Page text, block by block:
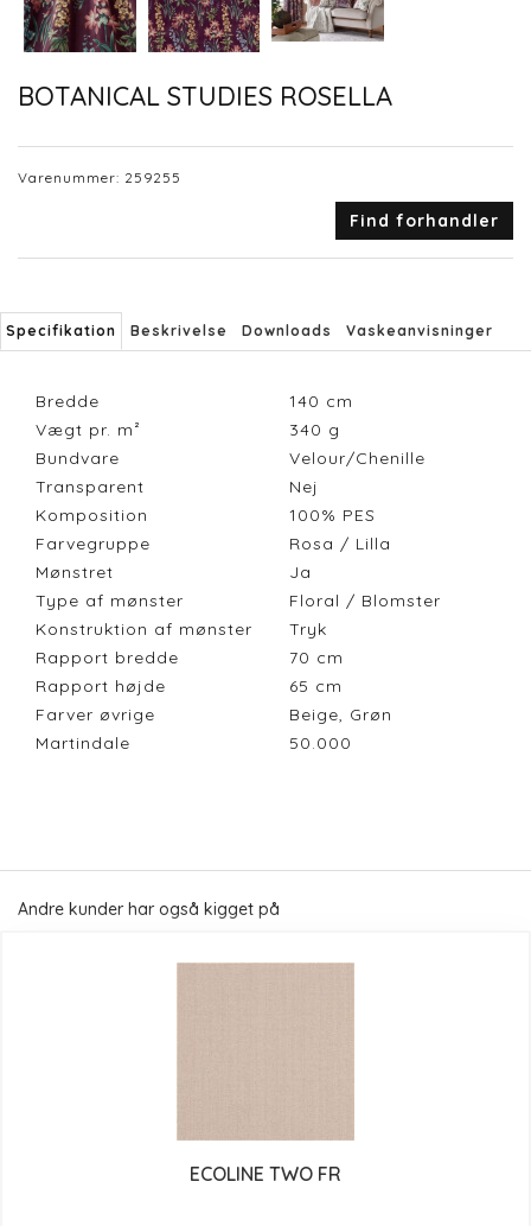
BOTANICAL STUDIES ROSELLA
Varenummer: 259255
Find forhandler
Specifikation Beskrivelse Downloads Vaskeanvisninger
Bredde 140 cm
Vægt pr. m²
340 g
Bundvare
Velour/Chenille
Transparent
Nej
Komposition
100% PES
Farvegruppe
Rosa / Lilla
Mønstret
Ja
Type af mønster
Floral / Blomster
Konstruktion af mønster
Tryk
Rapport bredde
70 cm
Rapport højde
65 cm
Farver øvrige
Beige, Grøn
Martindale
50.000
Andre kunder har også kigget på
ECOLINE TWO FR